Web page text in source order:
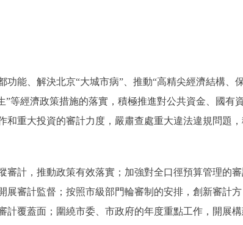
能、解決北京“大城市病”、推動“高精尖經濟結構、
等經濟政策措施的落實，積極推進對公共資金、國有
和重大投資的審計力度，嚴肅查處重大違法違規問題
計，推動政策有效落實；加強對全口徑預算管理的
展審計監督；按照市級部門輪審制的安排，創新審計方
計覆蓋面；圍繞市委、市政府的年度重點工作，開展構